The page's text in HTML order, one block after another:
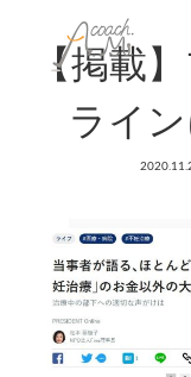
【掲載
ライン